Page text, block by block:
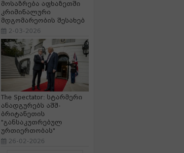
მოსაზრება აფხაზეთში
კრიმინალური
მდგომარეობის შესახებ
2-03-2026
The Spectator: სტარმერი
ანადგურებს აშშ-
ბრიტანეთის
"განსაკუთრებულ
ურთიერთობას"
26-02-2026